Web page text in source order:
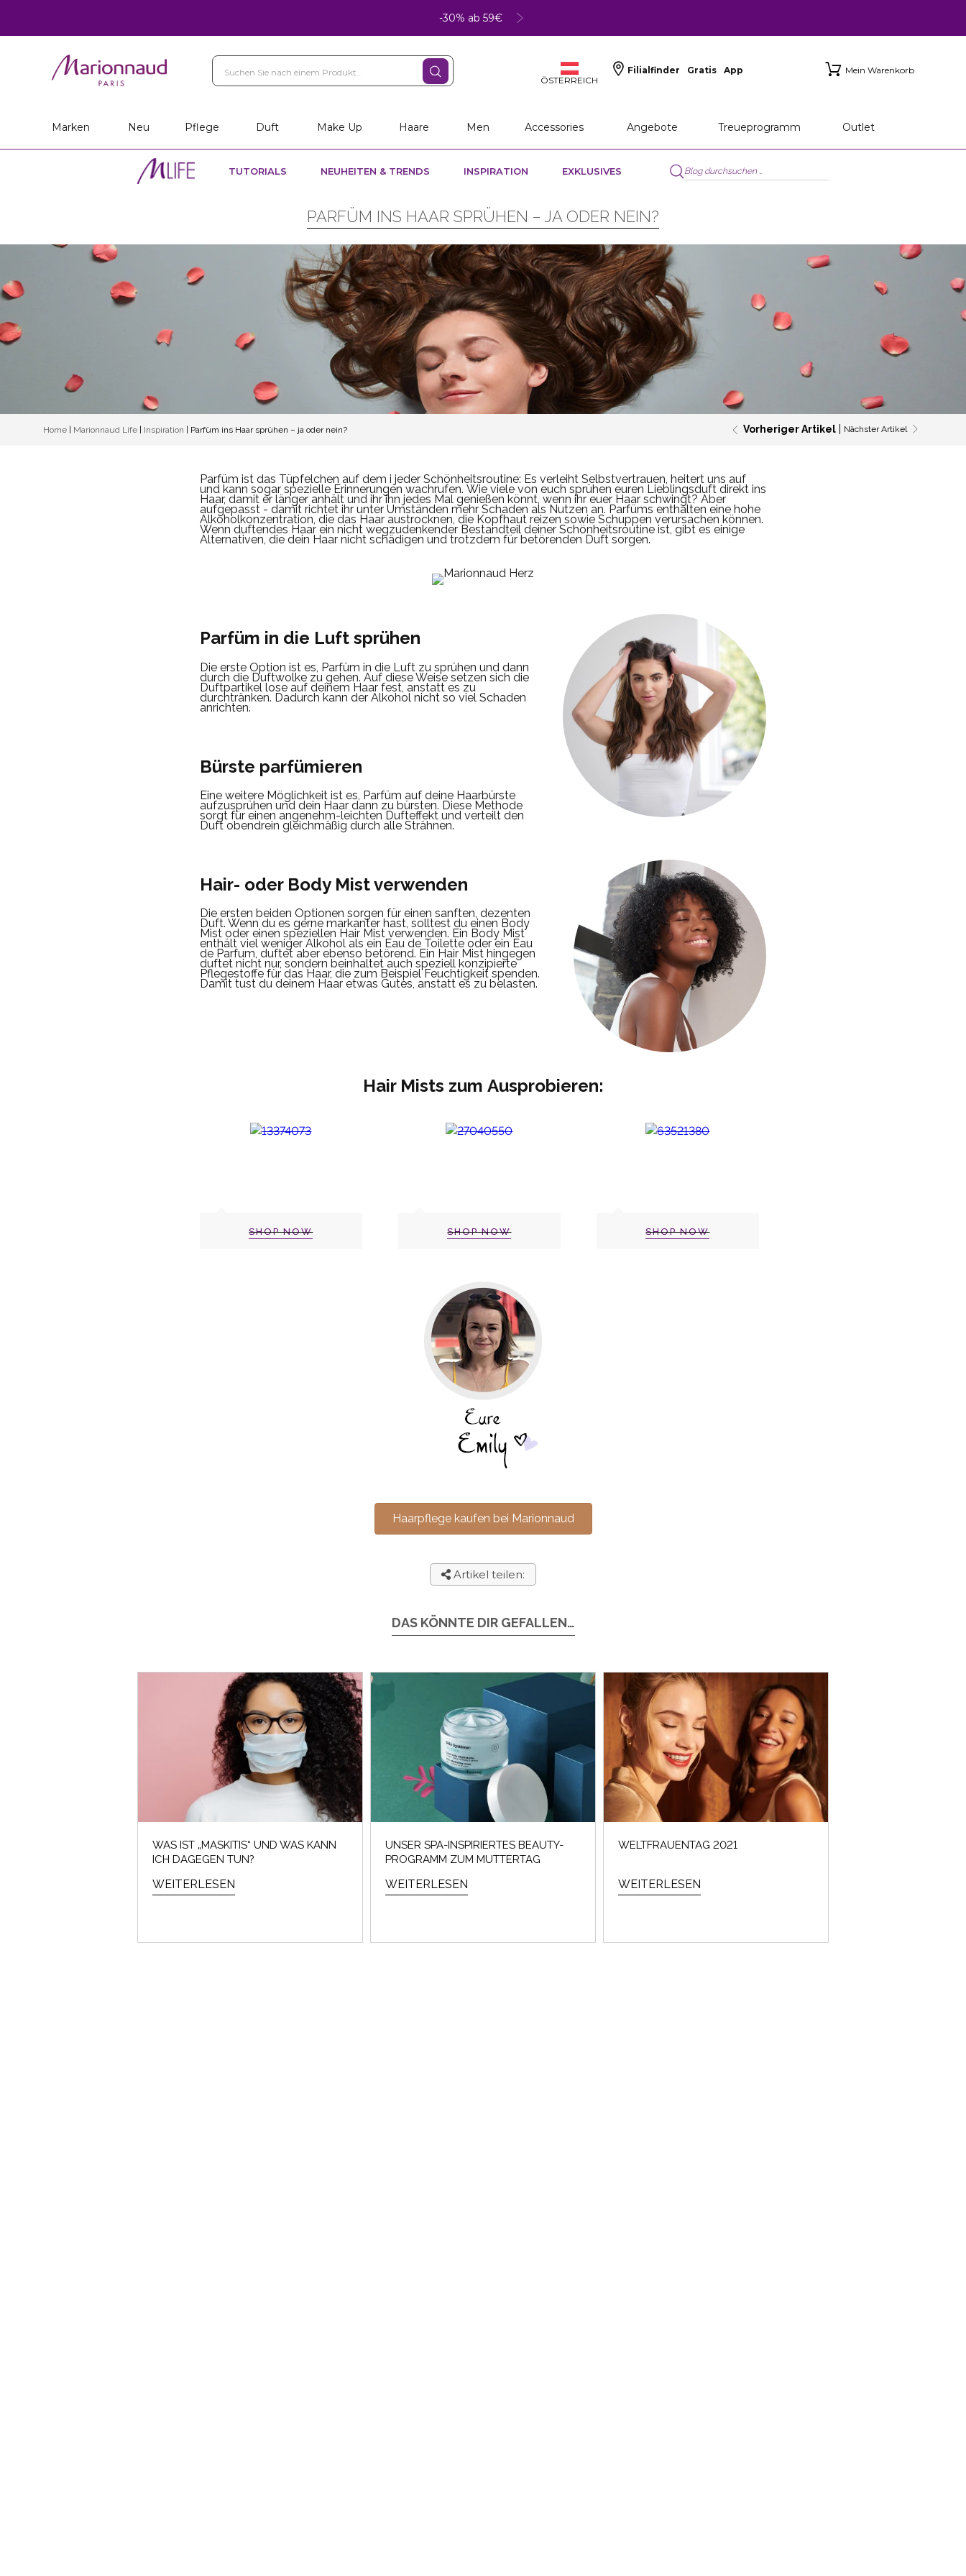
-30% ab 59€
ÖSTERREICH
Filialfinder Gratis App Mein Warenkorb
Marken Neu Pflege Duft Make Up Haare Men Accessories Angebote Treueprogramm Outlet
TUTORIALS NEUHEITEN & TRENDS INSPIRATION EXKLUSIVES
PARFÜM INS HAAR SPRÜHEN – JA ODER NEIN?
Home | Marionnaud Life | Inspiration | Parfüm ins Haar sprühen – ja oder nein? Vorheriger Artikel Nächster Artikel
Parfüm ist das Tüpfelchen auf dem i jeder Schönheitsroutine: Es verleiht Selbstvertrauen, heitert uns auf
und kann sogar spezielle Erinnerungen wachrufen. Wie viele von euch sprühen euren Lieblingsduft direkt ins
Haar, damit er länger anhält und ihr ihn jedes Mal genießen könnt, wenn ihr euer Haar schwingt? Aber
aufgepasst - damit richtet ihr unter Umständen mehr Schaden als Nutzen an. Parfüms enthalten eine hohe
Alkoholkonzentration, die das Haar austrocknen, die Kopfhaut reizen sowie Schuppen verursachen können.
Wenn duftendes Haar ein nicht wegzudenkender Bestandteil deiner Schönheitsroutine ist, gibt es einige
Alternativen, die dein Haar nicht schädigen und trotzdem für betörenden Duft sorgen.
Parfüm in die Luft sprühen
Die erste Option ist es, Parfüm in die Luft zu sprühen und dann
durch die Duftwolke zu gehen. Auf diese Weise setzen sich die
Duftpartikel lose auf deinem Haar fest, anstatt es zu
durchtränken. Dadurch kann der Alkohol nicht so viel Schaden
anrichten.
Bürste parfümieren
Eine weitere Möglichkeit ist es, Parfüm auf deine Haarbürste
aufzusprühen und dein Haar dann zu bürsten. Diese Methode
sorgt für einen angenehm-leichten Dufteffekt und verteilt den
Duft obendrein gleichmäßig durch alle Strähnen.
Hair- oder Body Mist verwenden
Die ersten beiden Optionen sorgen für einen sanften, dezenten
Duft. Wenn du es gerne markanter hast, solltest du einen Body
Mist oder einen speziellen Hair Mist verwenden. Ein Body Mist
enthält viel weniger Alkohol als ein Eau de Toilette oder ein Eau
de Parfum, duftet aber ebenso betörend. Ein Hair Mist hingegen
duftet nicht nur, sondern beinhaltet auch speziell konzipierte
Pflegestoffe für das Haar, die zum Beispiel Feuchtigkeit spenden.
Damit tust du deinem Haar etwas Gutes, anstatt es zu belasten.
Hair Mists zum Ausprobieren:
SHOP NOW SHOP NOW SHOP NOW
Haarpflege kaufen bei Marionnaud
Artikel teilen:
DAS KÖNNTE DIR GEFALLEN…
WAS IST „MASKITIS“ UND WAS KANN
ICH DAGEGEN TUN?
WEITERLESEN
UNSER SPA-INSPIRIERTES BEAUTY-
PROGRAMM ZUM MUTTERTAG
WEITERLESEN
WELTFRAUENTAG 2021
WEITERLESEN